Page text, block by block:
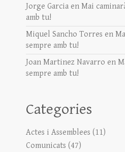
Jorge Garcia enMai
amb tu!
Miquel Sancho Torres en
sempre amb tu!
Joan Martinez Navarro en
sempre amb tu!
Categories
Actes i Assemblees (11)
Comunicats (47)